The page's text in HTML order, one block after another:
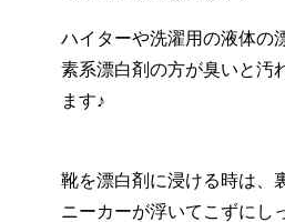
ハイターや洗濯用の液体の
素系漂白剤の方が臭いと汚
ます♪
靴を漂白剤に浸ける時は、
ニーカーが浮いてこずにし